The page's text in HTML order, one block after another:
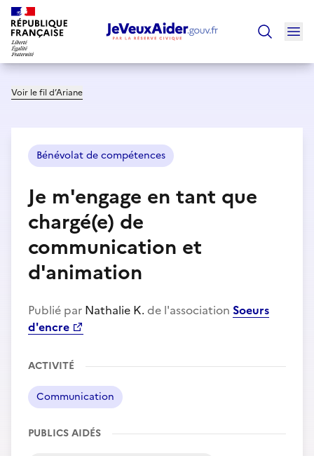
Voir le fil d’Ariane
Bénévolat de compétences
Je m'engage en tant que
chargé(e) de
communication et
d'animation
Publié par Nathalie K. de l'association Soeurs
d'encre
ACTIVITÉ
Communication
PUBLICS AIDÉS